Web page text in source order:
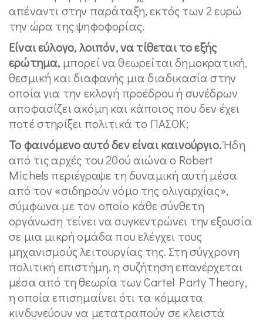
απέναντι στην παράταξη, εκτός των 2 ευρώ
την ώρα της ψηφοφορίας.
Είναι εύλογο, λοιπόν, να τίθεται το εξής
ερώτημα, μπορεί να θεωρείται δημοκρατική,
θεσμική και διαφανής μια διαδικασία στην
οποία για την εκλογή προέδρου ή συνέδρων
αποφασίζει ακόμη και κάποιος που δεν έχει
ποτέ στηρίξει πολιτικά το ΠΑΣΟΚ;
Το φαινόμενο αυτό δεν είναι καινούργιο.Ήδη
από τις αρχές του 20ού αιώνα ο Robert
Michels περιέγραψε τη δυναμική αυτή μέσα
από τον «σιδηρούν νόμο της ολιγαρχίας»,
σύμφωνα με τον οποίο κάθε σύνθετη
οργάνωση τείνει να συγκεντρώνει την εξουσία
σε μια μικρή ομάδα που ελέγχει τους
μηχανισμούς λειτουργίας της. Στη σύγχρονη
πολιτική επιστήμη, η συζήτηση επανέρχεται
μέσα από τη θεωρία των Cartel Party Theory,
η οποία επισημαίνει ότι τα κόμματα
κινδυνεύουν να μετατραπούν σε κλειστά